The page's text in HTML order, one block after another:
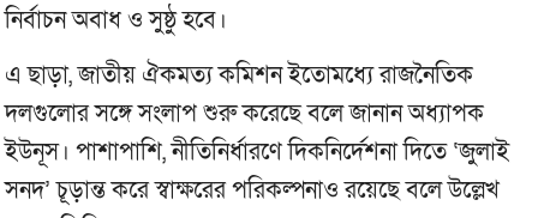
নির্বাচন অবাধ ও সুষ্ঠু হবে।
এ ছাড়া, জাতীয় ঐকমত্য কমিশন ইতোমধ্যে রাজনৈতিক
দলগুলোর সঙ্গে সংলাপ শুরু করেছে বলে জানান অধ্যাপক
ইউনূস। পাশাপাশি, নীতিনির্ধারণে দিকনির্দেশনা দিতে ‘জুলাই
সনদ’ চূড়ান্ত করে স্বাক্ষরের পরিকল্পনাও রয়েছে বলে উল্লেখ